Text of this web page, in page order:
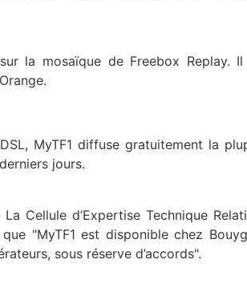
la mosaïque de Freebox Replay.
MyTF1 diffuse gratuitement la
jours.
Cellule d’Expertise Technique
"MyTF1 est disponible chez
sous réserve d’accords".